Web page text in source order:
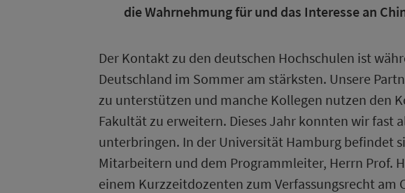
die Wahrnehmung für und das Interesse an
Der Kontakt zu den deutschen Hochschulen ist
Deutschland im Sommer am stärksten. Unsere
zu unterstützen und manche Kollegen nutzen den
Fakultät zu erweitern. Dieses Jahr konnten wir fast
unterbringen. In der Universität Hamburg befindet
Mitarbeitern und dem Programmleiter, Herrn Prof.
einem Kurzzeitdozenten zum Verfassungsrecht am